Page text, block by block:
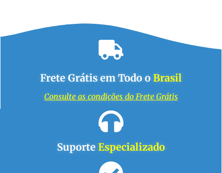
Frete Grátis em Todo o Brasil
Consulte as condições do Frete Grátis
Suporte Especializado